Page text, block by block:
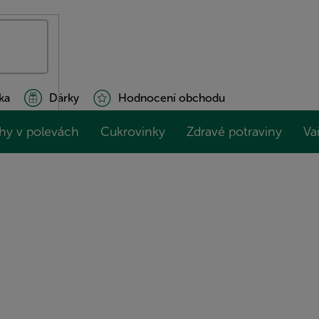
Dárky Hodnocení obchodu
v polevách Cukrovinky Zdravé potraviny